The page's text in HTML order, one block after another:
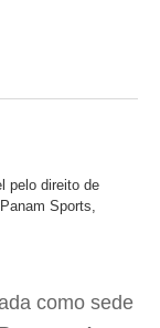
pelo direito de
Sports,
como sede